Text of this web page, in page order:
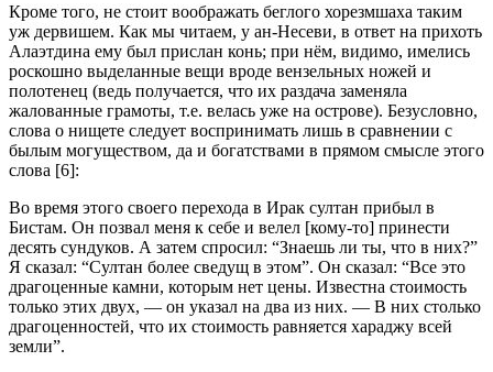
Кроме того, не стоит воображать беглого хорезмшаха таким
уж дервишем. Как мы читаем, у ан-Несеви, в ответ на прихоть
Алаэтдина ему был прислан конь; при нём, видимо, имелись
роскошно выделанные вещи вроде вензельных ножей и
полотенец (ведь получается, что их раздача заменяла
жалованные грамоты, т.е. велась уже на острове). Безусловно,
слова о нищете следует воспринимать лишь в сравнении с
былым могуществом, да и богатствами в прямом смысле этого
слова [6]:
Во время этого своего перехода в Ирак султан прибыл в
Бистам. Он позвал меня к себе и велел [кому-то] принести
десять сундуков. А затем спросил: “Знаешь ли ты, что в них?”
Я сказал: “Султан более сведущ в этом”. Он сказал: “Все это
драгоценные камни, которым нет цены. Известна стоимость
только этих двух, — он указал на два из них. — В них столько
драгоценностей, что их стоимость равняется хараджу всей
земли”.